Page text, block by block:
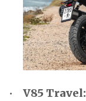
V85 Travel: